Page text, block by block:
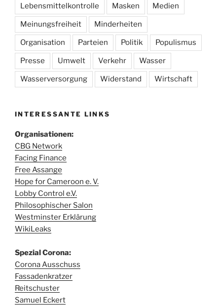
Lebensmittelkontrolle Masken Medien
Meinungsfreiheit Minderheiten
Organisation Parteien Politik Populismus
Presse Umwelt Verkehr Wasser
Wasserversorgung Widerstand Wirtschaft
INTERESSANTE LINKS
Organisationen:
CBG Network
Facing Finance
Free Assange
Hope for Cameroon e. V.
Lobby Control e.V.
Philosophischer Salon
Westminster Erklärung
WikiLeaks
Spezial Corona:
Corona Ausschuss
Fassadenkratzer
Reitschuster
Samuel Eckert